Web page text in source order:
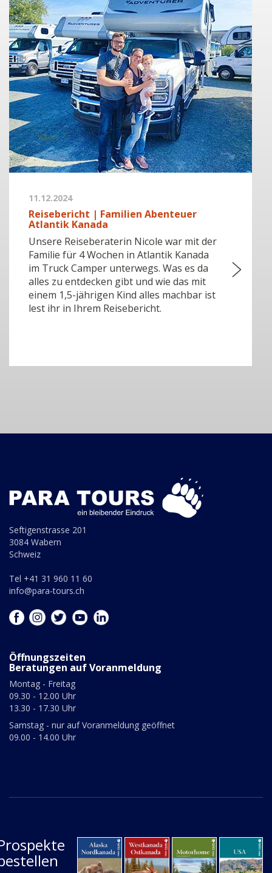
11.12.2024
Reisebericht | Familien Abenteuer
Atlantik Kanada
Unsere Reiseberaterin Nicole war mit der
Familie für 4 Wochen in Atlantik Kanada
im Truck Camper unterwegs. Was es da
alles zu entdecken gibt und wie das mit
einem 1,5-jährigen Kind alles machbar ist
lest ihr in Ihrem Reisebericht.
Seftigenstrasse 201
3084 Wabern
Schweiz
Tel +41 31 960 11 60
info@para-tours.ch
Öffnungszeiten
Beratungen auf Voranmeldung
Montag - Freitag
09.30 - 12.00 Uhr
13.30 - 17.30 Uhr
Samstag - nur auf Voranmeldung geöffnet
09.00 - 14.00 Uhr